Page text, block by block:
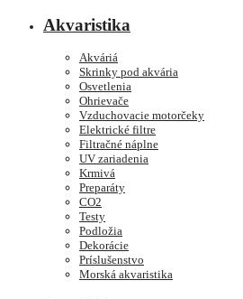
Akvaristika
Akváriá
Skrinky pod akvária
Osvetlenia
Ohrievače
Vzduchovacie motorčeky
Elektrické filtre
Filtračné náplne
UV zariadenia
Krmivá
Preparáty
CO2
Testy
Podložia
Dekorácie
Príslušenstvo
Morská akvaristika